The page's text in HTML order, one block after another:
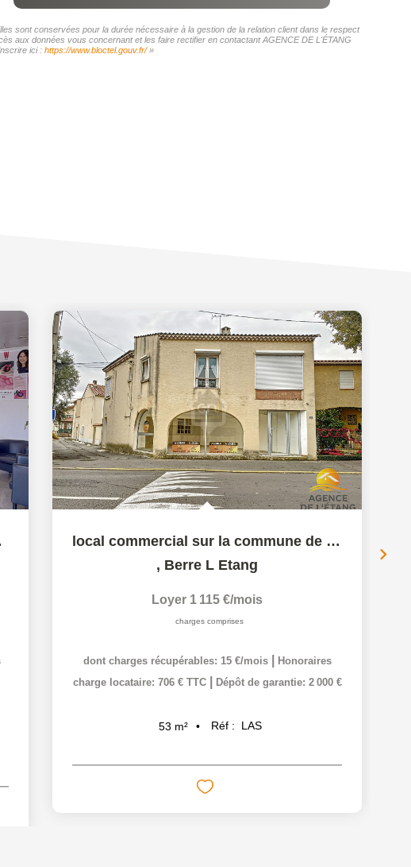
sont conservées pour la durée nécessaire à la gestion de la relation client dans le respect
aux données vous concernant et les faire rectifier en contactant AGENCE DE L'ÉTANG
ici : https://www.bloctel.gouv.fr/»
local commercial sur la commune de Berre l'Etang
, Berre L Etang
Loyer 1 115 €/mois
charges comprises
dont charges récupérables: 15 €/mois
Honoraires
charge locataire: 706 € TTC
Dépôt de garantie: 2 000 €
53 m² Réf : LAS